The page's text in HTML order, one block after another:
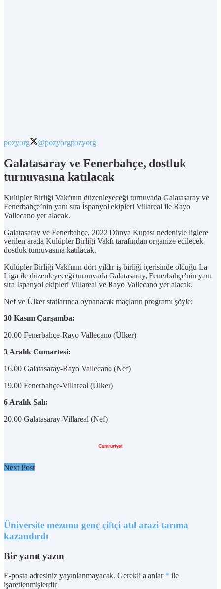
pozyorg @pozyorgpozyorg
Galatasaray ve Fenerbahçe, dostluk
turnuvasına katılacak
Kulüpler Birliği Vakfının düzenleyeceği turnuvada Galatasaray ve
Fenerbahçe’nin yanı sıra İspanyol ekipleri Villareal ile Rayo
Vallecano yer alacak.
Galatasaray ve Fenerbahçe, 2022 Dünya Kupası nedeniyle liglere
verilen arada Kulüpler Birliği Vakfı tarafından organize edilecek
dostluk turnuvasına katılacak.
Kulüpler Birliği Vakfının dört yıldır iş birliği içerisinde olduğu La
Liga ile düzenleyeceği turnuvada Galatasaray, Fenerbahçe'nin yanı
sıra İspanyol ekipleri Villareal ve Rayo Vallecano yer alacak.
Nef ve Ülker statlarında oynanacak maçların programı şöyle:
30 Kasım Çarşamba:
20.00 Fenerbahçe-Rayo Vallecano (Ülker)
3 Aralık Cumartesi:
16.00 Galatasaray-Rayo Vallecano (Nef)
19.00 Fenerbahçe-Villareal (Ülker)
6 Aralık Salı:
20.00 Galatasaray-Villareal (Nef)
Next Post
Üniversite mezunu genç çiftçi atıl arazi tarıma
kazandırdı
Bir yanıt yazın
E-posta adresiniz yayınlanmayacak. Gerekli alanlar * ile
işaretlenmişlerdir